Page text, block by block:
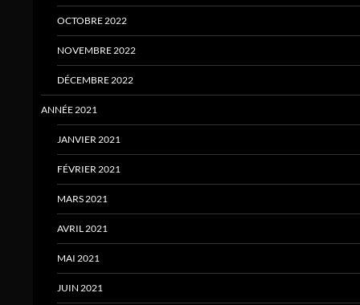
OCTOBRE 2022
NOVEMBRE 2022
DÉCEMBRE 2022
ANNÉE 2021
JANVIER 2021
FÉVRIER 2021
MARS 2021
AVRIL 2021
MAI 2021
JUIN 2021